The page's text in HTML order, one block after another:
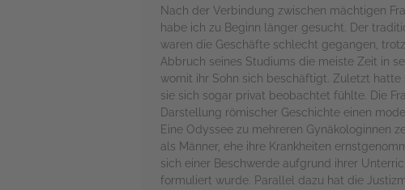
Nach der Verbindung zwischen mächtigen
habe ich zu Beginn länger gesucht. Der
waren die Geschäfte schlecht gegangen,
Abbruch seines Studiums die meiste Zeit in
womit ihr Sohn sich beschäftigt. Zuletzt
sie sich sogar privat beobachtet fühlte. Die
Darstellung römischer Geschichte einen
Eine Odyssee zu mehreren Gynäkologinnen
als Männer, ehe ihre Krankheiten
sich einer Beschwerde aufgrund ihrer
formuliert wurde. Parallel dazu hat die